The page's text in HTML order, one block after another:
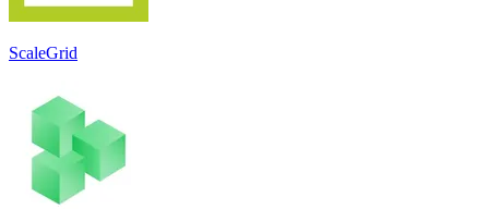
ScaleGrid